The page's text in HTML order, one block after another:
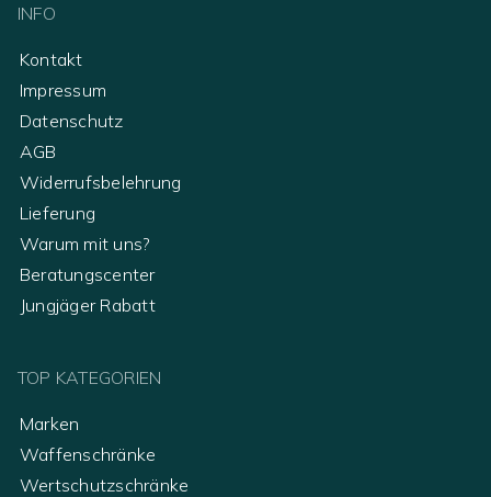
INFO
Kontakt
Impressum
Datenschutz
AGB
Widerrufsbelehrung
Lieferung
Warum mit uns?
Beratungscenter
Jungjäger Rabatt
TOP KATEGORIEN
Marken
Waffenschränke
Wertschutzschränke